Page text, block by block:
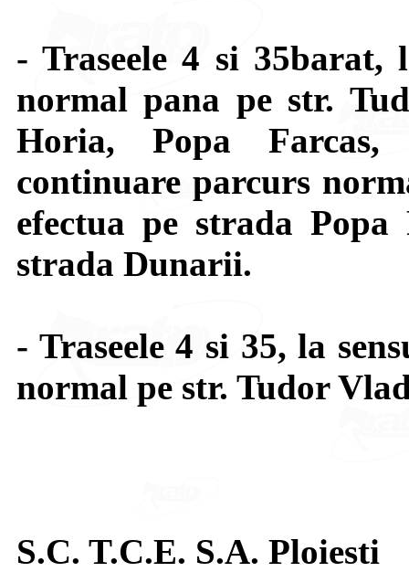
- Traseele 4 si 35barat,
normal pana pe str.
Horia, Popa
continuare parcurs
efectua pe strada
strada Dunarii.
- Traseele 4 si 35, la
normal pe str. Tudor
S.C. T.C.E. S.A. Ploiesti